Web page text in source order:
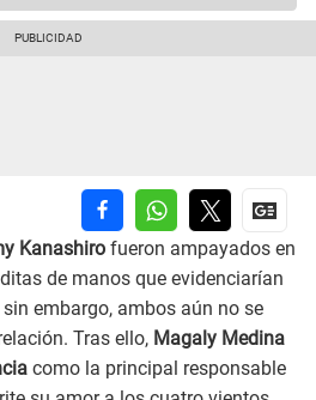
Kanashiro fueron ampayados en
de manos que evidenciarían
embargo, ambos aún no se
Tras ello, Magaly Medina
como la principal responsable